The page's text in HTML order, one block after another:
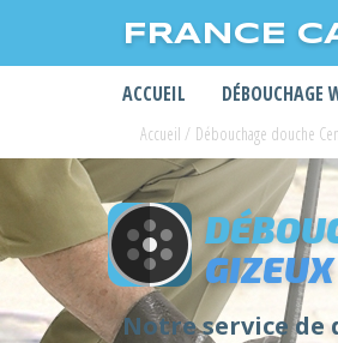
FRANCE
ACCUEIL DÉBOUCHAGE
Accueil / Débouchage douche
GIZEUX
Notre service de